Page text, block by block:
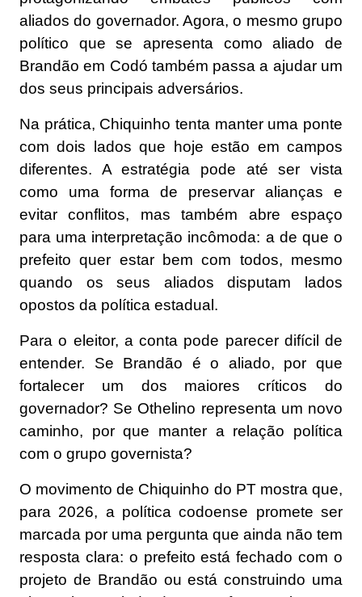
aliados do governador. Agora, o mesmo grupo
político que se apresenta como aliado de
Brandão em Codó também passa a ajudar um
dos seus principais adversários.
Na prática, Chiquinho tenta manter uma ponte
com dois lados que hoje estão em campos
diferentes. A estratégia pode até ser vista
como uma forma de preservar alianças e
evitar conflitos, mas também abre espaço
para uma interpretação incômoda: a de que o
prefeito quer estar bem com todos, mesmo
quando os seus aliados disputam lados
opostos da política estadual.
Para o eleitor, a conta pode parecer difícil de
entender. Se Brandão é o aliado, por que
fortalecer um dos maiores críticos do
governador? Se Othelino representa um novo
caminho, por que manter a relação política
com o grupo governista?
O movimento de Chiquinho do PT mostra que,
para 2026, a política codoense promete ser
marcada por uma pergunta que ainda não tem
resposta clara: o prefeito está fechado com o
projeto de Brandão ou está construindo uma